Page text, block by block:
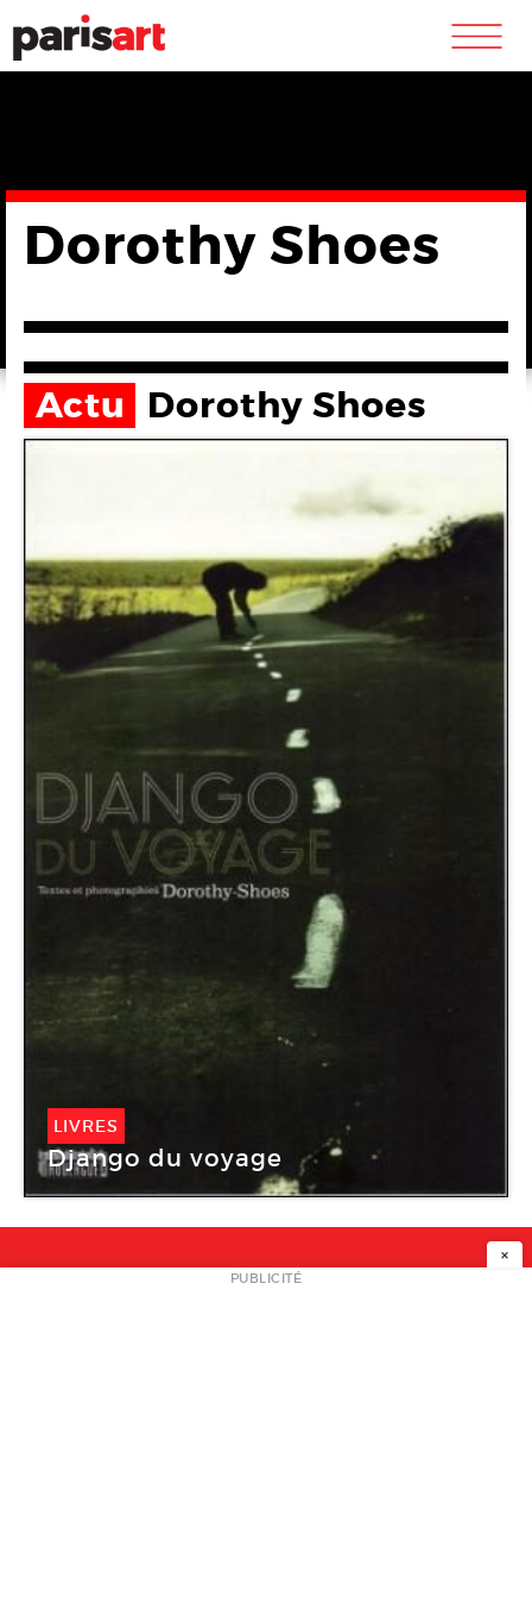
m
Dorothy Shoes
Actu Dorothy Shoes
LIVRES
Django du voyage
NEWSLETTER
×
PUBLICITÉ